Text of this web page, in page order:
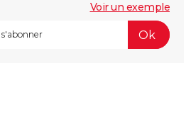
Voir un exemple